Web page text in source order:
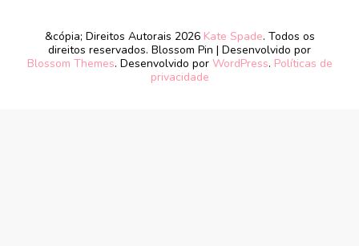
&cópia; Direitos Autorais 2026 Kate Spade. Todos os
direitos reservados. Blossom Pin | Desenvolvido por
Blossom Themes. Desenvolvido por WordPress. Políticas de
privacidade